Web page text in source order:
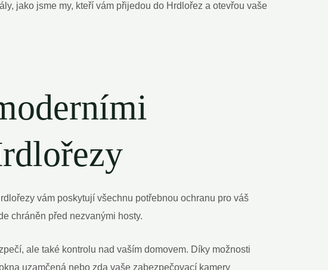
jako jsme my, kteří vám přijedou do Hrdlořez a otevřou vaše
vám poskytují všechnu potřebnou ochranu pro váš
chráněn před nezvanými hosty.
ale také kontrolu nad vaším domovem. Díky možnosti
uzamčená nebo zda vaše zabezpečovací kamery